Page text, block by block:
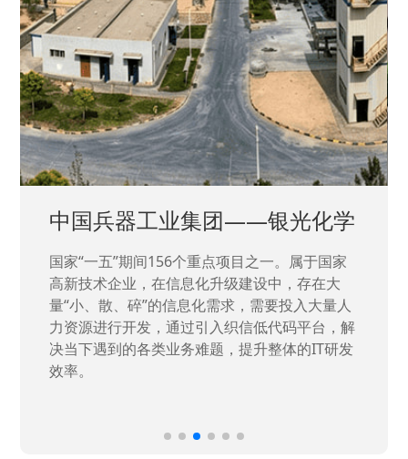
中国兵器工业集团——银光化学
国家“一五”期间156个重点项目之一。属于国家
高新技术企业，在信息化升级建设中，存在大
量“小、散、碎”的信息化需求，需要投入大量人
力资源进行开发，通过引入织信低代码平台，解
决当下遇到的各类业务难题，提升整体的IT研发
效率。